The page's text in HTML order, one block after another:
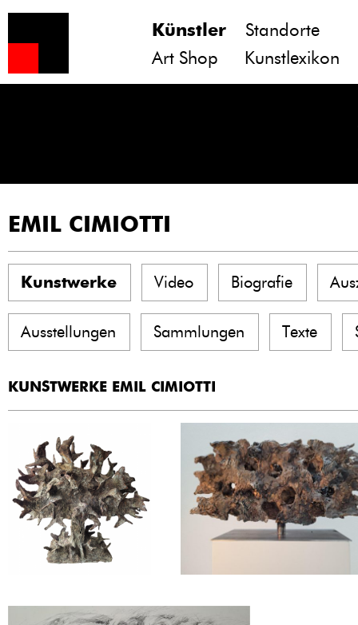
Künstler
Standorte
Art Shop
Kunstlexikon
EMIL CIMIOTTI
Kunstwerke Video Biografie
Ausstellungen Sammlungen Texte
KUNSTWERKE EMIL CIMIOTTI